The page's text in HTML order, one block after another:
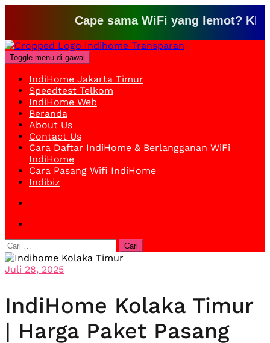
Cape sama WiFi yang lemot? Klik
Loncat
ke
konten
Toggle menu di gawai
IndiHome Jakarta Timur
Speedtest Telkom
IndiHome Web
Beranda
About Us
Contact Us
Cara Daftar IndiHome & Berlangganan WiFi
IndiHome
Cara Pasang Wifi IndiHome
Indibiz
Cari
untuk:
Juli 28, 2025
IndiHome Kolaka Timur
| Harga Paket Pasang